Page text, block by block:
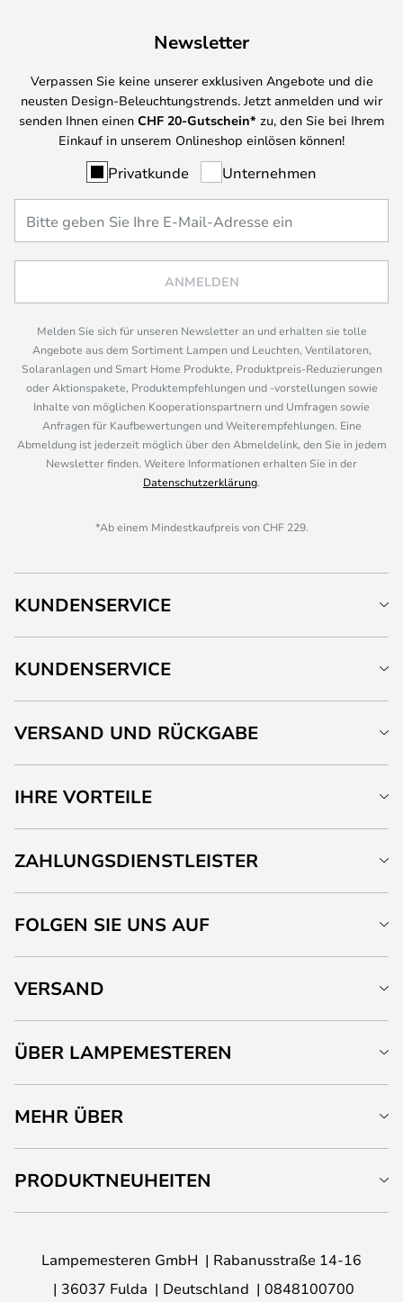
Newsletter
Verpassen Sie keine unserer exklusiven Angebote und die
neusten Design-Beleuchtungstrends. Jetzt anmelden und wir
senden Ihnen einen CHF 20-Gutschein* zu, den Sie bei Ihrem
Einkauf in unserem Onlineshop einlösen können!
Privatkunde Unternehmen
ANMELDEN
Melden Sie sich für unseren Newsletter an und erhalten sie tolle
Angebote aus dem Sortiment Lampen und Leuchten, Ventilatoren,
Solaranlagen und Smart Home Produkte, Produktpreis-Reduzierungen
oder Aktionspakete, Produktempfehlungen und -vorstellungen sowie
Inhalte von möglichen Kooperationspartnern und Umfragen sowie
Anfragen für Kaufbewertungen und Weiterempfehlungen. Eine
Abmeldung ist jederzeit möglich über den Abmeldelink, den Sie in jedem
Newsletter finden. Weitere Informationen erhalten Sie in der
Datenschutzerklärung.
*Ab einem Mindestkaufpreis von CHF 229.
KUNDENSERVICE
KUNDENSERVICE
VERSAND UND RÜCKGABE
IHRE VORTEILE
ZAHLUNGSDIENSTLEISTER
FOLGEN SIE UNS AUF
VERSAND
ÜBER LAMPEMESTEREN
MEHR ÜBER
PRODUKTNEUHEITEN
Lampemesteren GmbH
Rabanusstraße 14-16
36037 Fulda
Deutschland 0848100700